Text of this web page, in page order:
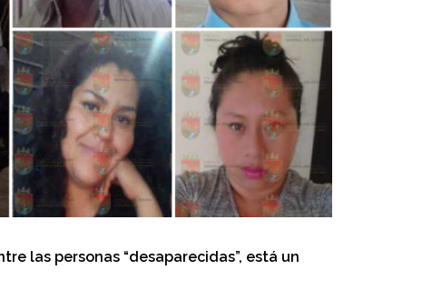
las personas “desaparecidas”, está un